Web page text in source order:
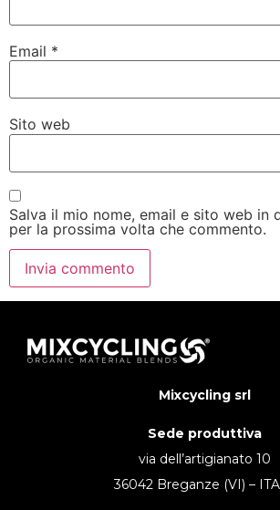
Email *
Sito web
Salva il mio nome, email e sito web in
per la prossima volta che commento.
Mixcycling srl
Sede produttiva
via dell’artigianato 10
36042 Breganze (VI) –